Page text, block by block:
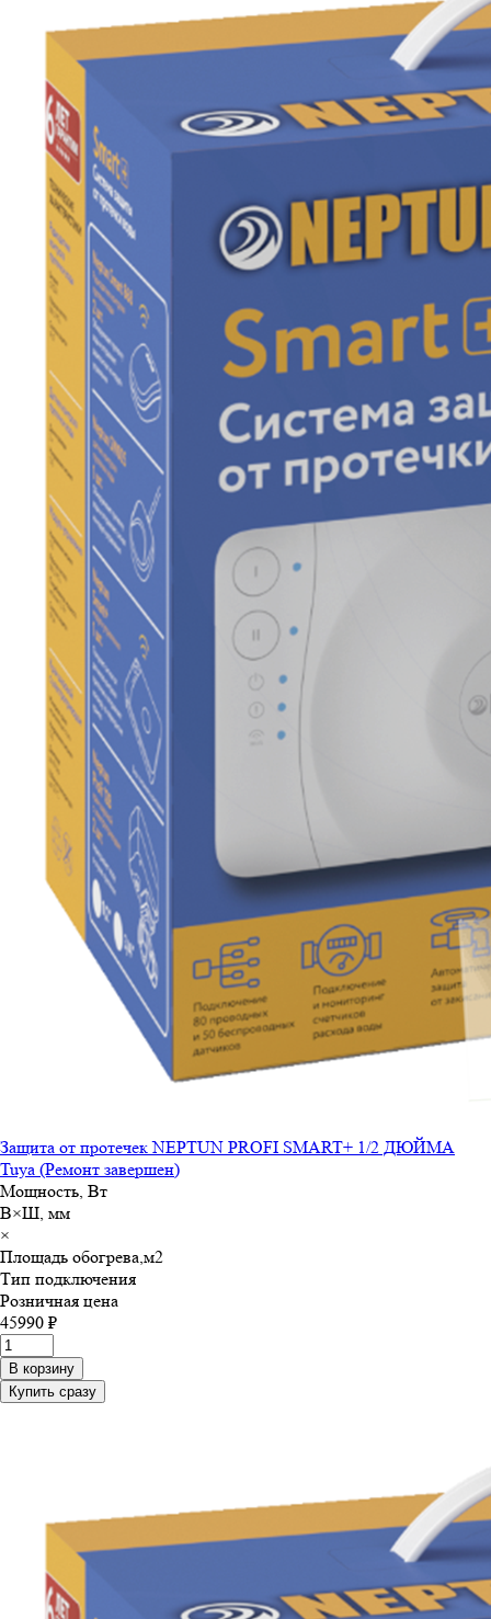
Защита от протечек NEPTUN PROFI SMART+ 1/2 ДЮЙМА
Tuya (Ремонт завершен)
Мощность, Вт
В×Ш, мм
×
Площадь обогрева,м2
Тип подключения
Розничная цена
45990 ₽
В корзину
Купить сразу